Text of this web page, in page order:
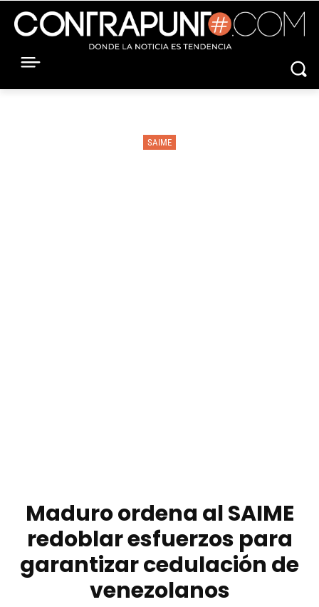
SAIME
Maduro ordena al SAIME
redoblar esfuerzos para
garantizar cedulación de
venezolanos